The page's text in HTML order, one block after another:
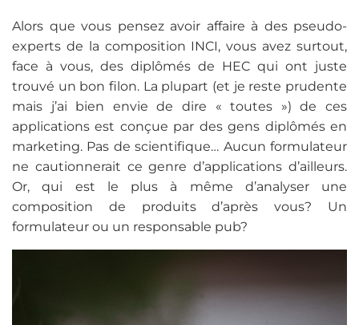
Alors que vous pensez avoir affaire à des pseudo-
experts de la composition INCI, vous avez surtout,
face à vous, des diplômés de HEC qui ont juste
trouvé un bon filon. La plupart (et je reste prudente
mais j’ai bien envie de dire « toutes ») de ces
applications est conçue par des gens diplômés en
marketing. Pas de scientifique… Aucun formulateur
ne cautionnerait ce genre d’applications d’ailleurs.
Or, qui est le plus à même d’analyser une
composition de produits d’après vous? Un
formulateur ou un responsable pub?